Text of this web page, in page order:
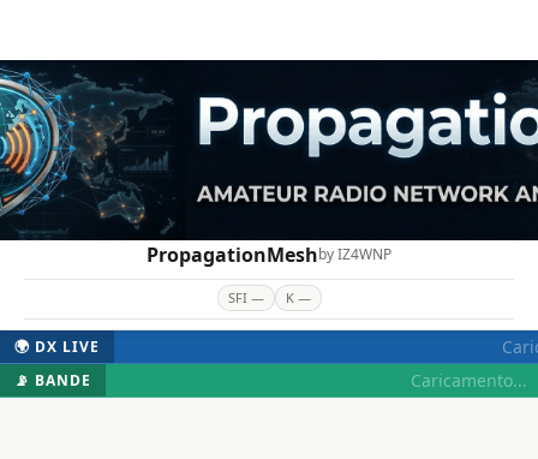
PropagationMeshby IZ4WNP
SFI — K —
🌍 DX LIVE
📡 BANDE Caricamento...